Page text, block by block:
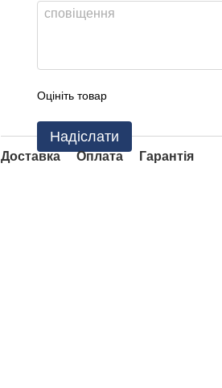
Оцініть товар
Надіслати
Доставка Оплата Гарантія